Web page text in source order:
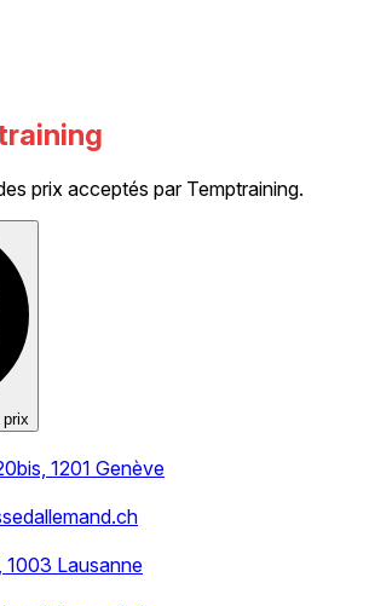
prix acceptés par Temptraining.
1201 Genève
1003 Lausanne